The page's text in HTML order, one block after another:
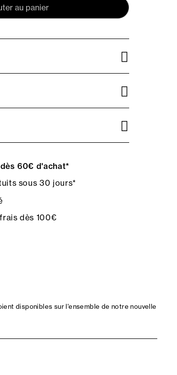
au panier
60€ d'achat*
sous 30 jours*
dès 100€
disponibles sur l'ensemble de notre nouvelle